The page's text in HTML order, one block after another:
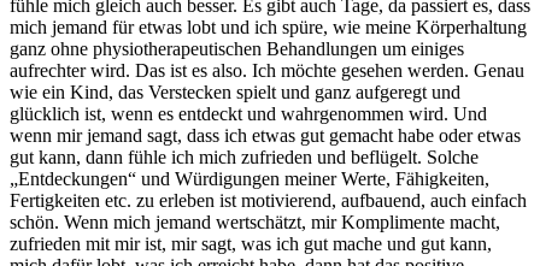
fühle mich gleich auch besser. Es gibt auch Tage, da passiert es, dass
mich jemand für etwas lobt und ich spüre, wie meine Körperhaltung
ganz ohne physiotherapeutischen Behandlungen um einiges
aufrechter wird. Das ist es also. Ich möchte gesehen werden. Genau
wie ein Kind, das Verstecken spielt und ganz aufgeregt und
glücklich ist, wenn es entdeckt und wahrgenommen wird. Und
wenn mir jemand sagt, dass ich etwas gut gemacht habe oder etwas
gut kann, dann fühle ich mich zufrieden und beflügelt. Solche
„Entdeckungen“ und Würdigungen meiner Werte, Fähigkeiten,
Fertigkeiten etc. zu erleben ist motivierend, aufbauend, auch einfach
schön. Wenn mich jemand wertschätzt, mir Komplimente macht,
zufrieden mit mir ist, mir sagt, was ich gut mache und gut kann,